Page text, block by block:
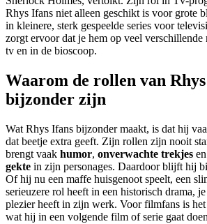
Rhys Ifans niet alleen geschikt is voor grote
in kleinere, sterk gespeelde series voor
zorgt ervoor dat je hem op veel
tv en in de bioscoop.
Waarom de rollen van
bijzonder zijn
Wat Rhys Ifans bijzonder maakt, is dat hij
dat beetje extra geeft. Zijn rollen zijn nooit
brengt vaak humor, onverwachte trekjes
gekte in zijn personages. Daardoor blijft hij
Of hij nu een maffe huisgenoot speelt, een
serieuzere rol heeft in een historisch drama,
plezier heeft in zijn werk. Voor filmfans is
wat hij in een volgende film of serie gaat